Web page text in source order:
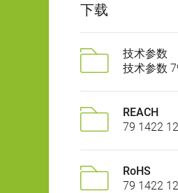
下载
技术参数
技术参数
REACH
79 1422
RoHS
79 1422